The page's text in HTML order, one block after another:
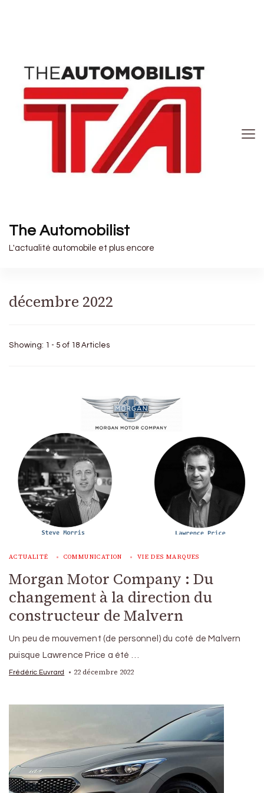
The Automobilist
L'actualité automobile et plus encore
décembre 2022
Showing: 1 - 5 of 18 Articles
ACTUALITÉ COMMUNICATION VIE DES MARQUES
Morgan Motor Company : Du
changement à la direction du
constructeur de Malvern
Un peu de mouvement (de personnel) du coté de Malvern
puisque Lawrence Price a été …
Frédéric Euvrard 22 décembre 2022